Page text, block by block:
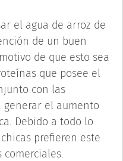
el agua de arroz de
de un buen
de que esto sea
que posee el
con las
generar el aumento
Debido a todo lo
prefieren este